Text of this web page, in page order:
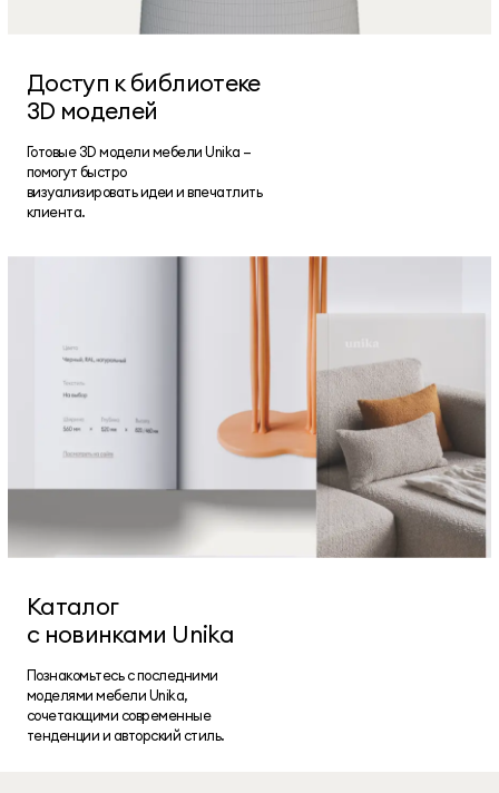
Доступ к библиотеке
3D моделей
Готовые 3D модели мебели Unika —
помогут быстро
визуализировать идеи и впечатлить
клиента.
Каталог
с новинками Unika
Познакомьтесь с последними
моделями мебели Unika,
сочетающими современные
тенденции и авторский стиль.